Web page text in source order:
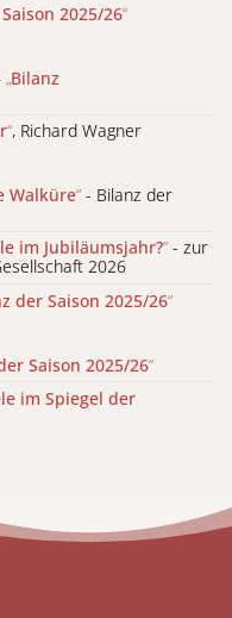
2025/26“
„Bilanz
“, Richard Wagner
Walküre“ - Bilanz der
im Jubiläumsjahr?“ - zur
2026
der Saison 2025/26“
Saison 2025/26“
im Spiegel der